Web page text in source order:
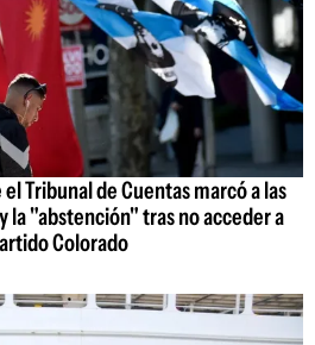
Tribunal de Cuentas marcó a las
la "abstención" tras no acceder a
Colorado